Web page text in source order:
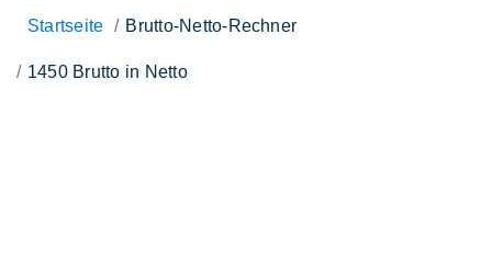
Startseite Brutto-Netto-Rechner
1450 Brutto in Netto